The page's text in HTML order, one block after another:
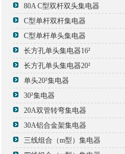
80A C型双杆双头集电器
C型单杆双杆集电器
C型单杆单头集电器
长方孔单头集电器16²
长方孔单头集电器20²
单头20²集电器
30²集电器
20A双管转弯集电器
30A铝合金架集电器
三线组合（m型）集电器